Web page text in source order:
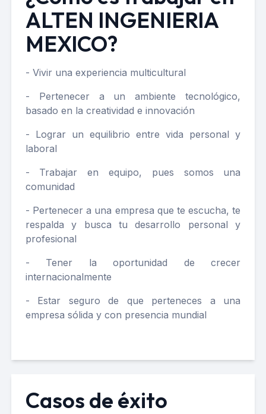
ALTEN INGENIERIA
MEXICO?
- Vivir una experiencia multicultural
- Pertenecer a un ambiente tecnológico,
basado en la creatividad e innovación
- Lograr un equilibrio entre vida personal y
laboral
- Trabajar en equipo, pues somos una
comunidad
- Pertenecer a una empresa que te escucha, te
respalda y busca tu desarrollo personal y
profesional
- Tener la oportunidad de crecer
internacionalmente
- Estar seguro de que perteneces a una
empresa sólida y con presencia mundial
Casos de éxito